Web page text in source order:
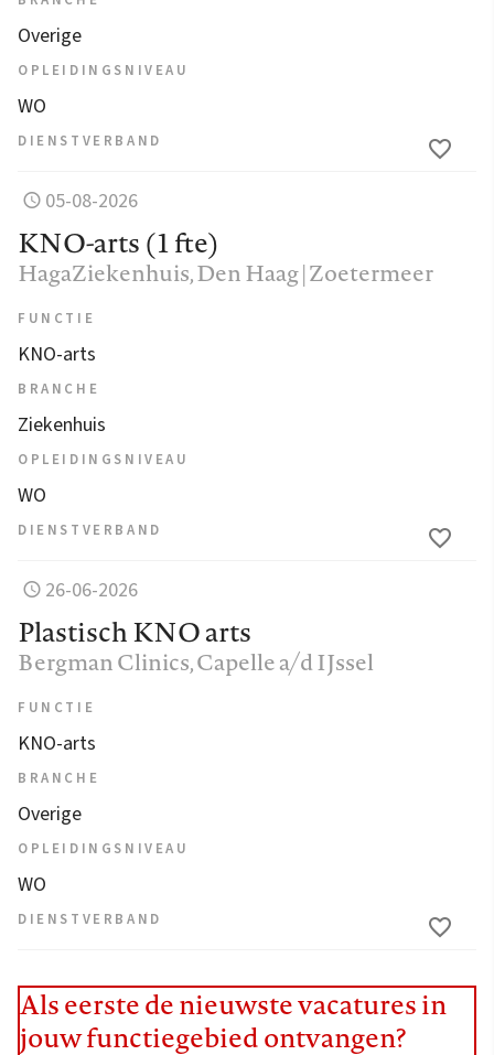
Overige
OPLEIDINGSNIVEAU
WO
DIENSTVERBAND
05-08-2026
KNO-arts (1 fte)
HagaZiekenhuis, Den Haag | Zoetermeer
FUNCTIE
KNO-arts
BRANCHE
Ziekenhuis
OPLEIDINGSNIVEAU
WO
DIENSTVERBAND
26-06-2026
Plastisch KNO arts
Bergman Clinics, Capelle a/d IJssel
FUNCTIE
KNO-arts
BRANCHE
Overige
OPLEIDINGSNIVEAU
WO
DIENSTVERBAND
Als eerste de nieuwste vacatures in
jouw functiegebied ontvangen?